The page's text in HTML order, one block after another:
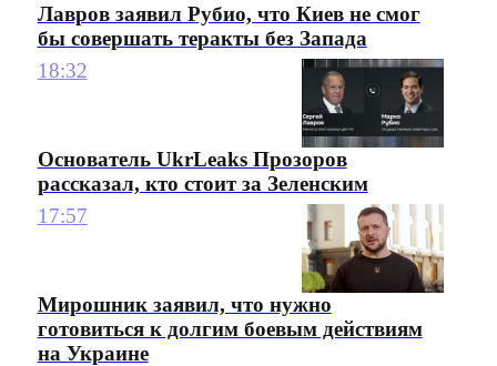
Лавров заявил Рубио, что Киев не смог
бы совершать теракты без Запада
18:32
Основатель UkrLeaks Прозоров
рассказал, кто стоит за Зеленским
17:57
Мирошник заявил, что нужно
готовиться к долгим боевым действиям
на Украине